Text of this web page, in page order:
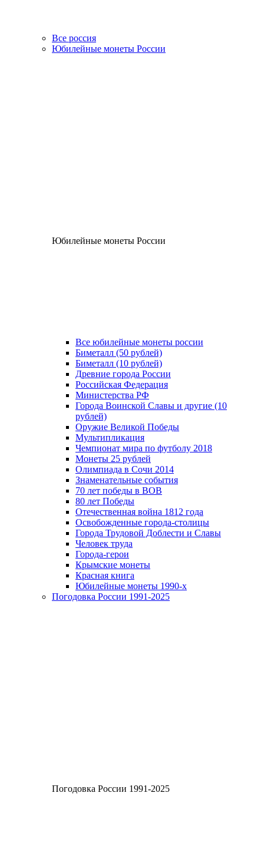
Все россия
Юбилейные монеты России
Юбилейные монеты России
Все юбилейные монеты россии
Биметалл (50 рублей)
Биметалл (10 рублей)
Древние города России
Российская Федерация
Министерства РФ
Города Воинской Славы и другие (10
рублей)
Оружие Великой Победы
Мультипликация
Чемпионат мира по футболу 2018
Монеты 25 рублей
Олимпиада в Сочи 2014
Знаменательные события
70 лет победы в ВОВ
80 лет Победы
Отечественная война 1812 года
Освобожденные города-столицы
Города Трудовой Доблести и Славы
Человек труда
Города-герои
Крымские монеты
Красная книга
Юбилейные монеты 1990-х
Погодовка России 1991-2025
Погодовка России 1991-2025